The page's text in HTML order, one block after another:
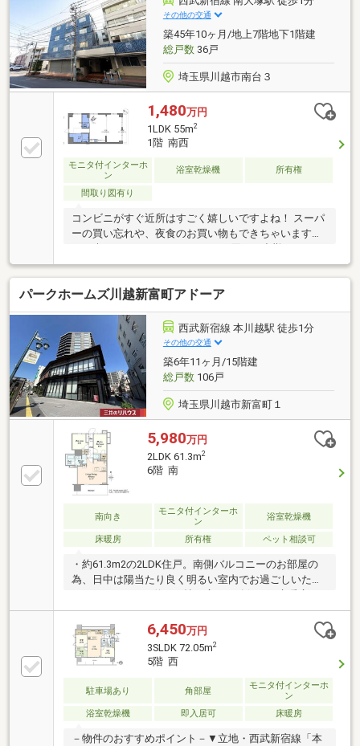
ムキッチン◇ライフインフォメーション◇・いなげや
川越南大塚駅前店 約徒歩2分・セブンイレブン 川越
南大塚駅南口店 約徒歩1分・やしまクリニック 約
徒歩3分〈担当〉五味
その他の交通
築45年10ヶ月/地上7階地下1階建
総戸数36戸
埼玉県川越市南台３
1,480万円
1LDK 55m2
1階 南西
モニタ付インターホ
ン
浴室乾燥機 所有権
間取り図有り
コンビニがすぐ近所はすごく嬉しいですよね！ スーパ
ーの買い忘れや、夜食のお買い物もできちゃいます
はいかがですか？【弊社では以下の５つをお客様にお
約束いたします】1.物件の善し悪しは全て正直にお話
しします。2.無理な売り込みや契約の催促、突然の訪
問等、しつこい営業は一切行いません。3.契約したら
終わりではなくお引き渡し後、お引越し後もお客様の
パートナーであること。 4.ウソやおとり広告は一切使
いません。(データ更新は迅速に行います。）5.お客様
の個人情報は細心の注意を払って取り扱いします。
パークホームズ川越新富町アドーア
西武新宿線 本川越駅 徒歩1分
その他の交通
築6年11ヶ月/15階建
総戸数106戸
埼玉県川越市新富町１
5,980万円
2LDK 61.3m2
6階 南
南向き
モニタ付インターホ
ン
浴室乾燥機
床暖房 所有権 ペット相談可
・約61.3m2の2LDK住戸。南側バルコニーのお部屋の
為、日中は陽当たり良く明るい室内でお過ごしいただ
エコカラット付き）対面式システムキッチン（食洗機
付き）を採用しているため、開放感のある空間で
す。・浴室はゆとりある広さの1418サイズ。浴室換気
乾燥機を採用。・豊富な収納が魅力のお部屋・ペット
足洗い場をご用意。
6,450万円
3SLDK 72.05m2
5階 西
駐車場あり 角部屋
モニタ付インターホ
ン
浴室乾燥機
即入居可 床暖房
－物件のおすすめポイント－▼立地・西武新宿線「本